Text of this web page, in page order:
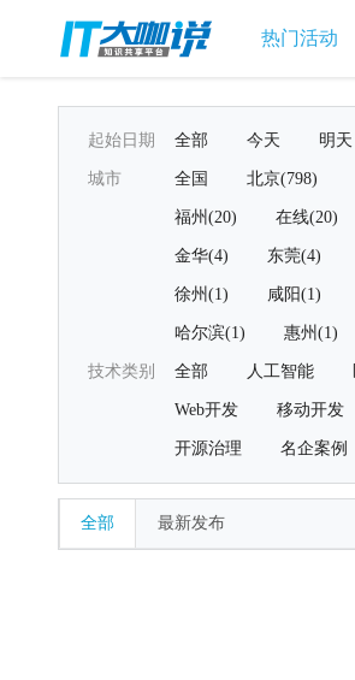
热门活动
起始日期 全部 今天 明天
城市 全国 北京(798)
福州(20) 在线(20)
金华(4) 东莞(4)
徐州(1) 咸阳(1)
哈尔滨(1) 惠州(1)
技术类别 全部 人工智能
Web开发 移动开发
开源治理 名企案例
全部 最新发布